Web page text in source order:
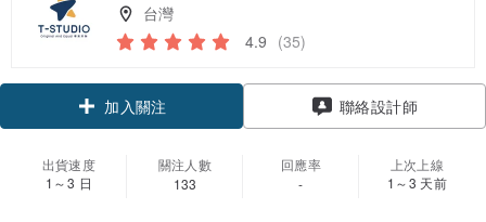
台灣
4.9 (35)
加入關注
聯絡設計師
出貨速度
1～3 日
關注人數
133
回應率
-
上次上線
1～3 天前